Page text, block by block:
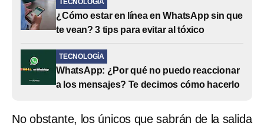
TECNOLOGÍA
¿Cómo estar en línea en WhatsApp sin que
te vean? 3 tips para evitar al tóxico
TECNOLOGÍA
WhatsApp: ¿Por qué no puedo reaccionar
a los mensajes? Te decimos cómo hacerlo
No obstante, los únicos que sabrán de la salida